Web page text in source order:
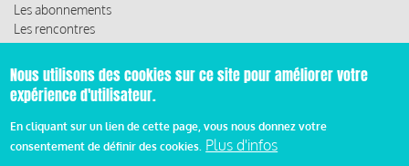
Les abonnements
Les rencontres
Les ressources
© 2019 Miroir Social - Réalisé parCafffeine
Nous utilisons des cookies sur ce site pour améliorer votre
expérience d'utilisateur.
En cliquant sur un lien de cette page, vous nous donnez votre
consentement de définir des cookies. Plus d'infos